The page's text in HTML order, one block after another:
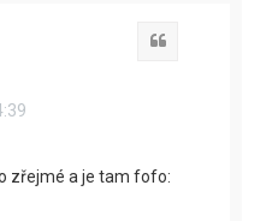
zřejmé a je tam fofo: